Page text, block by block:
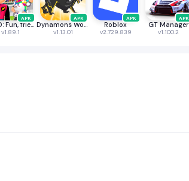
APK
PK XD: Fun, friends & games
v1.89.1
APK
Dynamons World
v1.13.01
APK
Roblox
v2.729.839
APK
GT Manager
v1.100.2